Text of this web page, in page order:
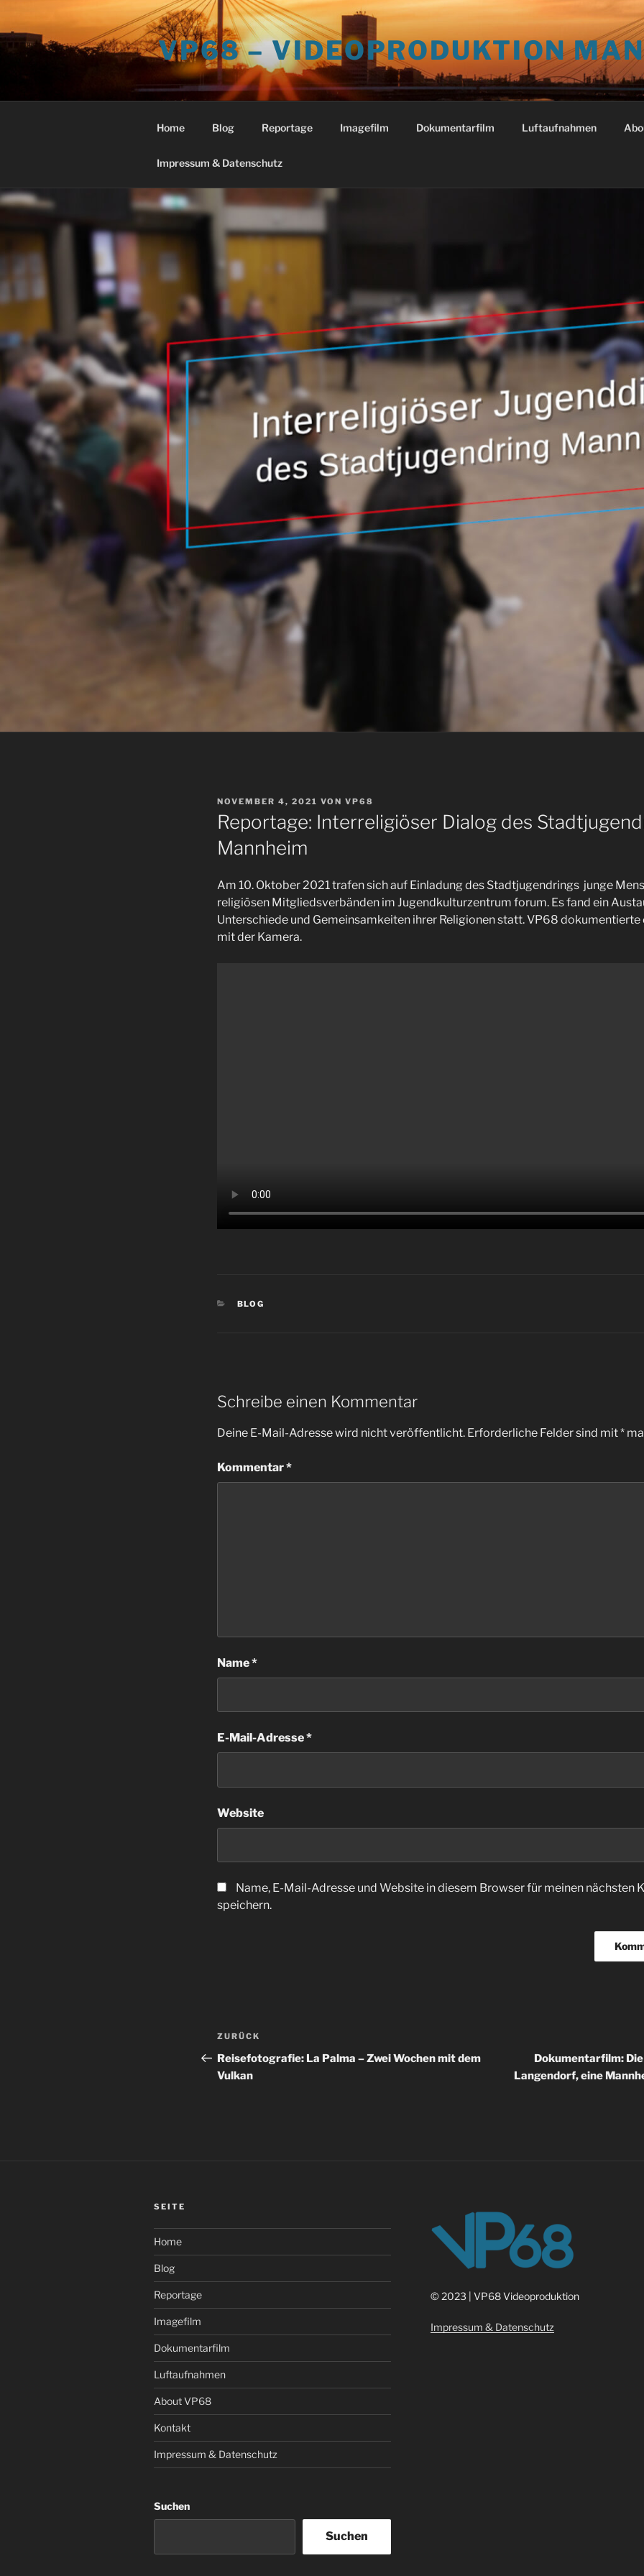
Inhalt
springen
VP68 – VIDEOPRODUKTION
Home Blog Reportage Imagefilm Dokumentarfilm Luftaufnahmen
Impressum & Datenschutz
VERÖFFENTLICHT
AM
NOVEMBER 4, 2021 VON VP68
Reportage: Interreligiöser Dialog des
Mannheim
Am 10. Oktober 2021 trafen sich auf Einladung des Stadtjugendrings junge
religiösen Mitgliedsverbänden im Jugendkulturzentrum forum. Es fand ein
Unterschiede und Gemeinsamkeiten ihrer Religionen statt. VP68 dokumentierte
mit der Kamera.
KATEGORIEN
BLOG
Schreibe einen Kommentar
Deine E-Mail-Adresse wird nicht veröffentlicht. Erforderliche Felder sind mit*
Kommentar*
Name*
E-Mail-Adresse*
Website
Name, E-Mail-Adresse und Website in diesem Browser für meinen nächsten
speichern.
Beitragsnavigation
Vorheriger
Beitrag
ZURÜCK
Reisefotografie: La Palma – Zwei Wochen mit dem
Vulkan
Dokumentarfilm:
Langendorf, eine
SEITE
Home
Blog
Reportage
Imagefilm
Dokumentarfilm
Luftaufnahmen
About VP68
Kontakt
Impressum & Datenschutz
Suchen
Suchen
© 2023 | VP68 Videoproduktion
Impressum & Datenschutz